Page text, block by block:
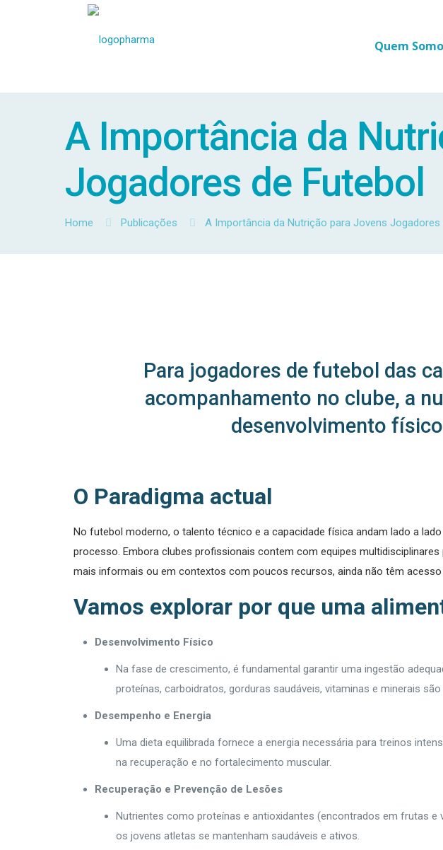
Quem
A Importância da
Jogadores de Futebol
Home Publicações A Importância da Nutrição para Jovens Jogadores
Para jogadores de futebol das
acompanhamento no clube, a
desenvolvimento
O Paradigma actual
No futebol moderno, o talento técnico e a capacidade física andam lado a
processo. Embora clubes profissionais contem com equipes
mais informais ou em contextos com poucos recursos, ainda não têm
Vamos explorar por que uma
Desenvolvimento Físico
Na fase de crescimento, é fundamental garantir uma ingestão
proteínas, carboidratos, gorduras saudáveis, vitaminas e minerais
Desempenho e Energia
Uma dieta equilibrada fornece a energia necessária para treinos
na recuperação e no fortalecimento muscular.
Recuperação e Prevenção de Lesões
Nutrientes como proteínas e antioxidantes (encontrados em frutas
os jovens atletas se mantenham saudáveis e ativos.